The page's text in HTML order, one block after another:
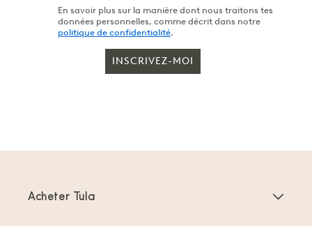
En savoir plus sur la manière dont nous traitons tes
données personnelles, comme décrit dans notre
politique de confidentialité.
INSCRIVEZ-MOI
Acheter Tula